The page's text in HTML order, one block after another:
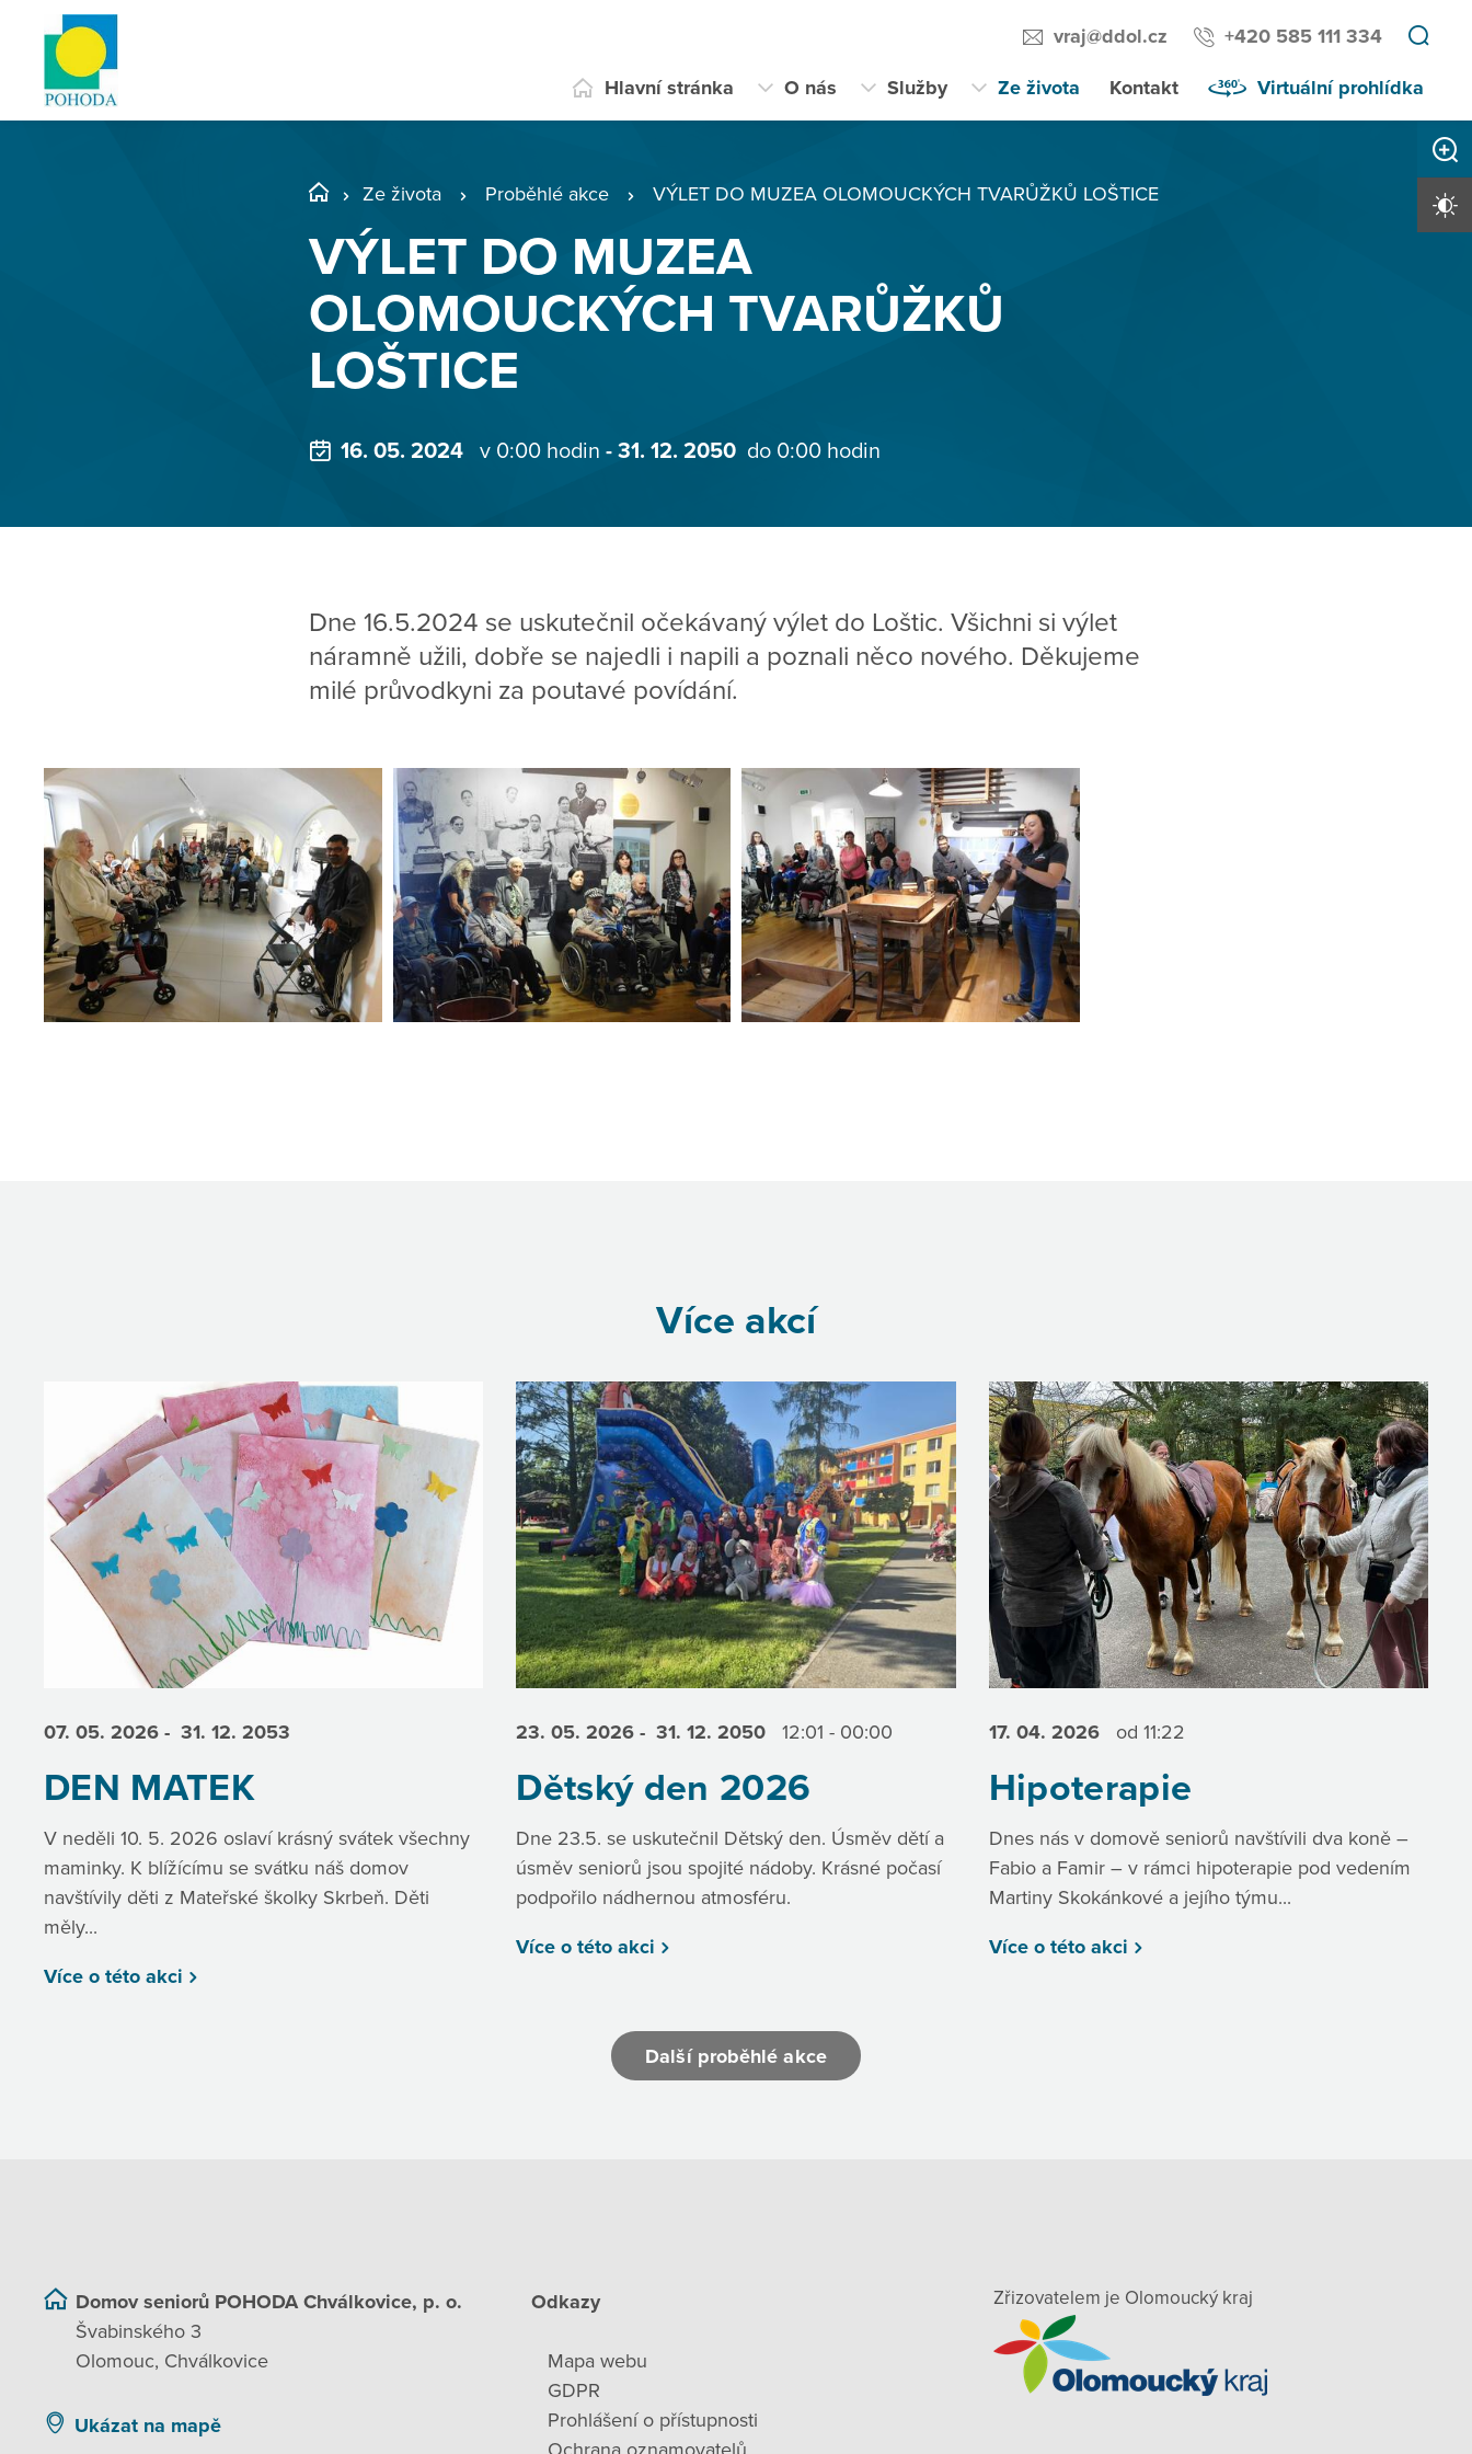
vraj@ddol.cz +420 585 111 334
Hlavní stránka O nás Služby Ze života Kontakt Virtuální prohlídka
Ze života Proběhlé akce VÝLET DO MUZEA OLOMOUCKÝCH TVARŮŽKŮ LOŠTICE
VÝLET DO MUZEA
OLOMOUCKÝCH TVARŮŽKŮ
LOŠTICE
16. 05. 2024 v 0:00 hodin - 31. 12. 2050 do 0:00 hodin
Dne 16.5.2024 se uskutečnil očekávaný výlet do Loštic. Všichni si výlet
náramně užili, dobře se najedli i napili a poznali něco nového. Děkujeme
milé průvodkyni za poutavé povídání.
Více akcí
07. 05. 2026 - 31. 12. 2053
DEN MATEK
V neděli 10. 5. 2026 oslaví krásný svátek všechny
maminky. K blížícímu se svátku náš domov
navštívily děti z Mateřské školky Skrbeň. Děti
měly...
Více o této akci
23. 05.2026 - 31. 12.2050 12:01 - 00:00
Dětský den 2026
Dne 23.5. se uskutečnil Dětský den. Úsměv dětí a
úsměv seniorů jsou spojité nádoby. Krásné počasí
podpořilo nádhernou atmosféru.
Více o této akci
17. 04. 2026 od 11:22
Hipoterapie
Dnes nás v domově seniorů navštívili dva koně –
Fabio a Famir – v rámci hipoterapie pod vedením
Martiny Skokánkové a jejího týmu...
Více o této akci
Další proběhlé akce
Domov seniorů POHODA Chválkovice, p. o.
Švabinského 3
Olomouc, Chválkovice
Ukázat na mapě
Odkazy
Mapa webu
GDPR
Prohlášení o přístupnosti
Zřizovatelem je Olomoucký kraj